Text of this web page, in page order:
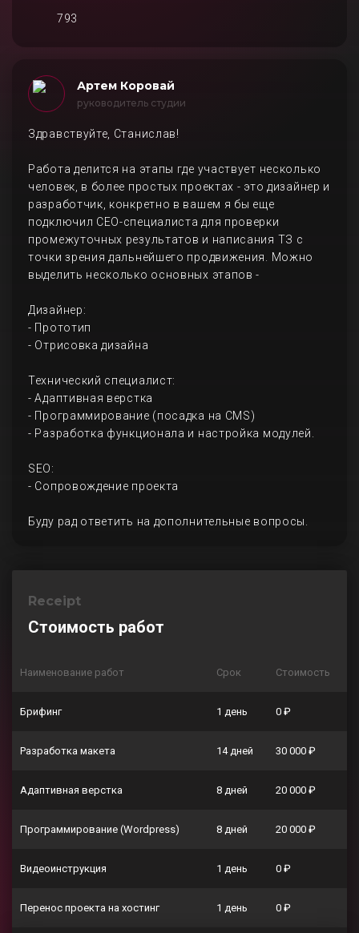
793
Артем Коровай
руководитель студии
Здравствуйте, Станислав!
Работа делится на этапы где участвует несколько
человек, в более простых проектах - это дизайнер и
разработчик, конкретно в вашем я бы еще
подключил СЕО-специалиста для проверки
промежуточных результатов и написания ТЗ с
точки зрения дальнейшего продвижения. Можно
выделить несколько основных этапов -
Дизайнер:
- Прототип
- Отрисовка дизайна
Технический специалист:
- Адаптивная верстка
- Программирование (посадка на CMS)
- Разработка функционала и настройка модулей.
SEO:
- Сопровождение проекта
Буду рад ответить на дополнительные вопросы.
Receipt
Стоимость работ
Наименование работ Срок Стоимость
Брифинг 1 день 0 ₽
Разработка макета 14 дней 30 000 ₽
Адаптивная верстка 8 дней 20 000 ₽
Программирование (Wordpress) 8 дней 20 000 ₽
Видеоинструкция 1 день 0 ₽
Перенос проекта на хостинг 1 день 0 ₽